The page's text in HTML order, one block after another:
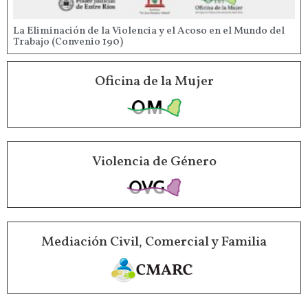
La Eliminación de la Violencia y el Acoso en el Mundo del
Trabajo (Convenio 190)
Oficina de la Mujer
Violencia de Género
Mediación Civil, Comercial y Familia